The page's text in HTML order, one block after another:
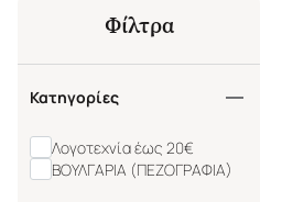
Φίλτρα
Κατηγορίες
Λογοτεχνία έως 20€
ΒΟΥΛΓΑΡΙΑ (ΠΕΖΟΓΡΑΦΙΑ)